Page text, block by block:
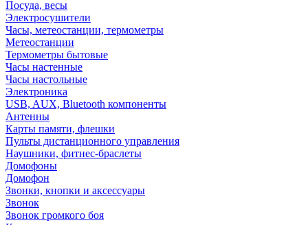
Посуда, весы
Электросушители
Часы, метеостанции, термометры
Метеостанции
Термометры бытовые
Часы настенные
Часы настольные
Электроника
USB, AUX, Bluetooth компоненты
Антенны
Карты памяти, флешки
Пульты дистанционного управления
Наушники, фитнес-браслеты
Домофоны
Домофон
Звонки, кнопки и аксессуары
Звонок
Звонок громкого боя